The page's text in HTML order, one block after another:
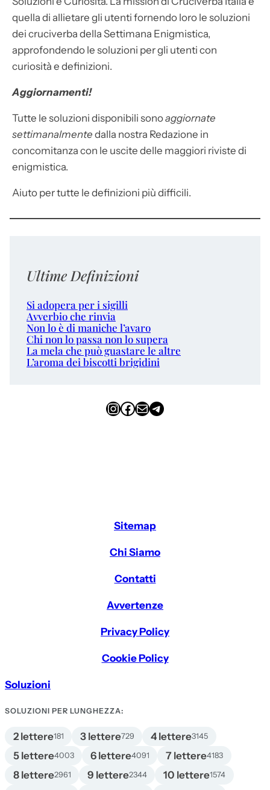
quella di allietare gli utenti fornendo loro le soluzioni
dei cruciverba della Settimana Enigmistica,
approfondendo le soluzioni per gli utenti con
curiosità e definizioni.
Aggiornamenti!
Tutte le soluzioni disponibili sonoaggiornate
settimanalmente dalla nostra Redazione in
concomitanza con le uscite delle maggiori riviste di
enigmistica.
Aiuto per tutte le definizioni più difficili.
Ultime Definizioni
Si adopera per i sigilli
Avverbio che rinvia
Non lo è di maniche l’avaro
Chi non lo passa non lo supera
La mela che può guastare le altre
L’aroma dei biscotti brigidini
InstagramFacebook Email Telegram
Sitemap
Chi Siamo
Contatti
Avvertenze
Privacy Policy
Cookie Policy
Soluzioni
SOLUZIONI PER LUNGHEZZA:
2 lettere181 3 lettere729 4 lettere3145
5 lettere4003 6 lettere4091 7 lettere4183
8 lettere2961 9 lettere2344 10 lettere1574